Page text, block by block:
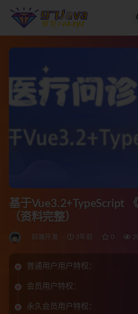
基于Vue3.2+TypeScript
（资料完整）
前端开发 3年前 0
普通用户用户特权：
会员用户特权：
永久会员用户特权：